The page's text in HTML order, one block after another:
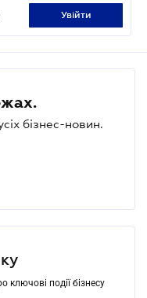
увійти
бізнес-новин.
події бізнесу